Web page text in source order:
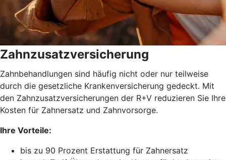
Zahnzusatzversicherung
Zahnbehandlungen sind häufig nicht oder nur teilweise
durch die gesetzliche Krankenversicherung gedeckt. Mit
den Zahnzusatzversicherungen der R+V reduzieren Sie Ihre
Kosten für Zahnersatz und Zahnvorsorge.
Ihre Vorteile:
bis zu 90 Prozent Erstattung für Zahnersatz